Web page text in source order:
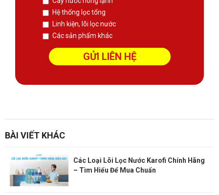
Hệ thống lọc tổng
Linh kiện, lõi lọc nước
Các sản phẩm khác
BÀI VIẾT KHÁC
Các Loại Lõi Lọc Nước Karofi Chính Hãng
– Tìm Hiểu Để Mua Chuẩn